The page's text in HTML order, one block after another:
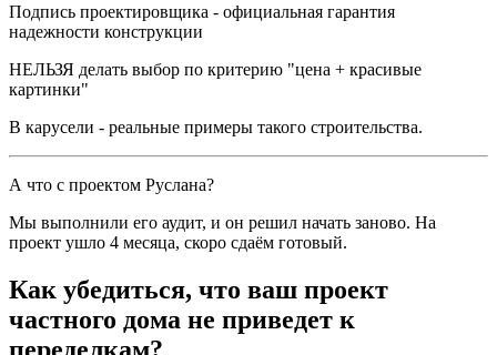
Подпись проектировщика - официальная гарантия
надежности конструкции
НЕЛЬЗЯ делать выбор по критерию "цена + красивые
картинки"
В карусели - реальные примеры такого строительства.
А что с проектом Руслана?
Мы выполнили его аудит, и он решил начать заново. На
проект ушло 4 месяца, скоро сдаём готовый.
Как убедиться, что ваш проект
частного дома не приведет к
переделкам?